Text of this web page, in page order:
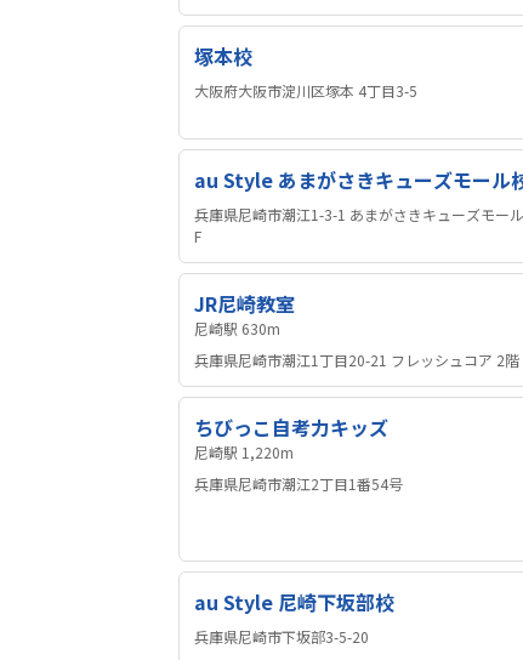
塚本校
大阪府大阪市淀川区塚本 4丁目3-5
au Style あまがさきキューズモール
兵庫県尼崎市潮江1-3-1 あまがさきキューズモー
F
JR尼崎教室
尼崎駅 630m
兵庫県尼崎市潮江1丁目20-21 フレッシュコア 2階
ちびっこ自考力キッズ
尼崎駅 1,220m
兵庫県尼崎市潮江2丁目1番54号
au Style 尼崎下坂部校
兵庫県尼崎市下坂部3-5-20